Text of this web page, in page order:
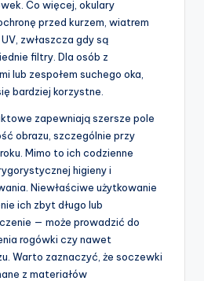
Co więcej, okulary
przed kurzem, wiatrem
zwłaszcza gdy są
filtry. Dla osób z
lub zespołem suchego oka,
bardziej korzystne.
zapewniają szersze pole
obrazu, szczególnie przy
Mimo to ich codzienne
higieny i
Niewłaściwe użytkowanie
ich zbyt długo lub
— może prowadzić do
rogówki czy nawet
Warto zaznaczyć, że soczewki
z materiałów